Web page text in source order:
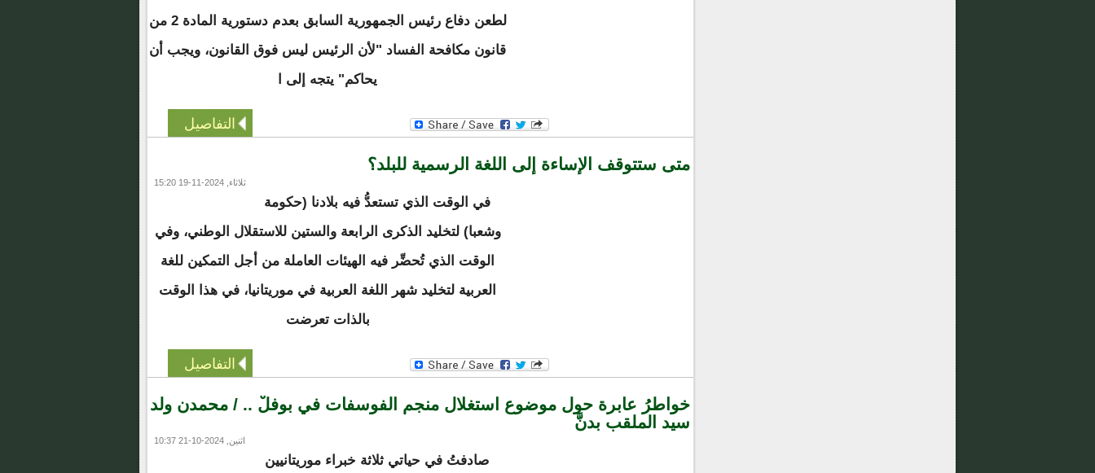
لطعن دفاع رئيس الجمهورية السابق بعدم دستورية المادة 2 من
قانون مكافحة الفساد "لأن الرئيس ليس فوق القانون، ويجب أن
يحاكم" يتجه إلى ا
التفاصيل
متى ستتوقف الإساءة إلى اللغة الرسمية للبلد؟
ثلاثاء, 2024-11-19 15:20
في الوقت الذي تستعدُّ فيه بلادنا (حكومة
وشعبا) لتخليد الذكرى الرابعة والستين للاستقلال الوطني، وفي
الوقت الذي تُحضِّر فيه الهيئات العاملة من أجل التمكين للغة
العربية لتخليد شهر اللغة العربية في موريتانيا، في هذا الوقت
بالذات تعرضت
التفاصيل
خواطرُ عابرة حول موضوع استغلال منجم الفوسفات في بوفلْ .. / محمدن ولد
سيد الملقب بدنَّ
اثنين, 2024-10-21 10:37
صادفتُ في حياتي ثلاثة خبراء موريتانيين